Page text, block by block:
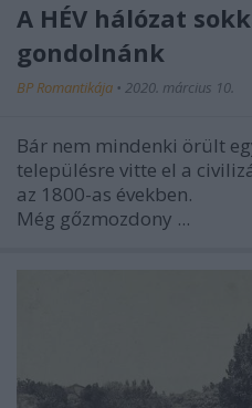
A HÉV hálózat
gondolnánk
BP Romantikája • 2020. március 10.
Bár nem mindenki örült
településre vitte el a
az 1800-as években.
Még gőzmozdony ...